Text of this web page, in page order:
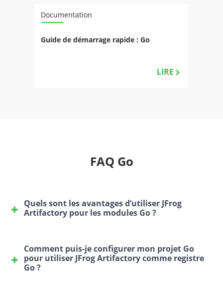
Documentation
Guide de démarrage rapide : Go
LIRE
FAQ Go
Quels sont les avantages d’utiliser JFrog
Artifactory pour les modules Go ?
sécurisé pour les modules Go, vous permettant de
gérer les dépendances Go publiques et privées. Il
renforce le contrôle des modules Go, améliore la
Comment puis-je configurer mon projet Go
pour utiliser JFrog Artifactory comme registre
Go ?